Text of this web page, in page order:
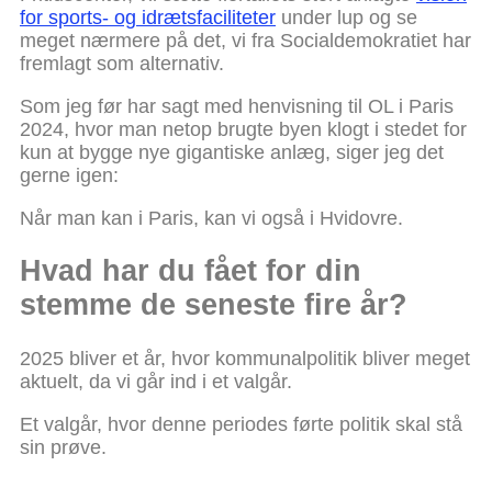
for sports- og idrætsfaciliteter under lup og se
meget nærmere på det, vi fra Socialdemokratiet har
fremlagt som alternativ.
Som jeg før har sagt med henvisning til OL i Paris
2024, hvor man netop brugte byen klogt i stedet for
kun at bygge nye gigantiske anlæg, siger jeg det
gerne igen:
Når man kan i Paris, kan vi også i Hvidovre.
Hvad har du fået for din
stemme de seneste fire år?
2025 bliver et år, hvor kommunalpolitik bliver meget
aktuelt, da vi går ind i et valgår.
Et valgår, hvor denne periodes førte politik skal stå
sin prøve.